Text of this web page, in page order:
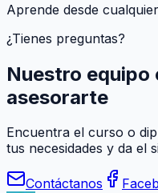
Aprende desde
¿Tienes preguntas?
Nuestro equipo
asesorarte
Encuentra el curso o
tus necesidades y da el
Contáctanos